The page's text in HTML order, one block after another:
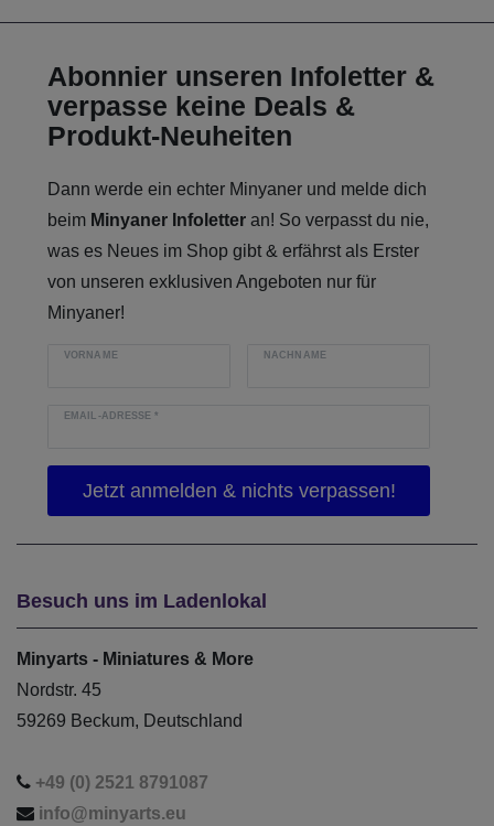
Abonnier unseren Infoletter &
verpasse keine Deals &
Produkt-Neuheiten
Dann werde ein echter Minyaner und melde dich
beim Minyaner Infoletter an! So verpasst du nie,
was es Neues im Shop gibt & erfährst als Erster
von unseren exklusiven Angeboten nur für
Minyaner!
VORNAME NACHNAME
EMAIL-ADRESSE*
Besuch uns im Ladenlokal
Minyarts - Miniatures & More
Nordstr. 45
59269 Beckum, Deutschland
+49 (0) 2521 8791087
info@minyarts.eu